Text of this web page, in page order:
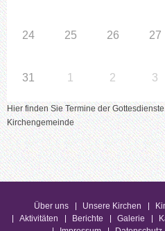
24 25 26 27
31 1 2 3
Hier finden Sie Termine der
Kirchengemeinde
Über uns Unsere Kirchen
Aktivitäten
Berichte Galerie